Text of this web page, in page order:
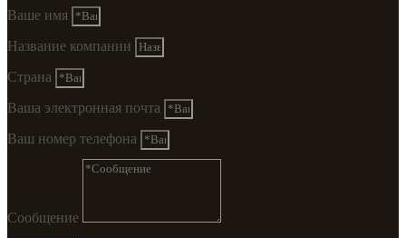
Ваше имя
Название компании
Страна
Ваша электронная почта
Ваш номер телефона
Сообщение